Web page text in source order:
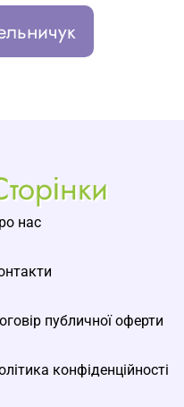
нас
публичної оферти
конфіденційності